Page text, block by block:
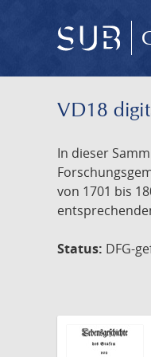
VD18
In dieser
von 1701 bis
Status: DFG-